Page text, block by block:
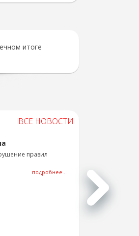
итоге
ВСЕ НОВОСТИ
правил
подробнее...